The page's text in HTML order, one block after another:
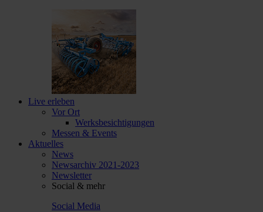
Live erleben
Vor Ort
Werksbesichtigungen
Messen & Events
Aktuelles
News
Newsarchiv 2021-2023
Newsletter
Social & mehr
Social Media